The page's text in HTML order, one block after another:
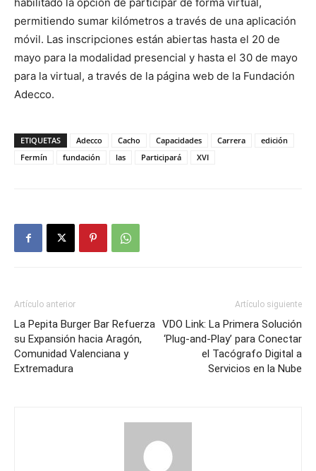
permitiendo sumar kilómetros a través de una aplicación
móvil. Las inscripciones están abiertas hasta el 20 de
mayo para la modalidad presencial y hasta el 30 de mayo
para la virtual, a través de la página web de la Fundación
Adecco.
ETIQUETAS Adecco Cacho Capacidades Carrera
edición
Fermín
fundación las Participará XVI
Artículo anterior
La Pepita Burger Bar Refuerza
su Expansión hacia Aragón,
Comunidad Valenciana y
Extremadura
Artículo siguiente
VDO Link: La Primera Solución
‘Plug-and-Play’ para Conectar
el Tacógrafo Digital a
Servicios en la Nube